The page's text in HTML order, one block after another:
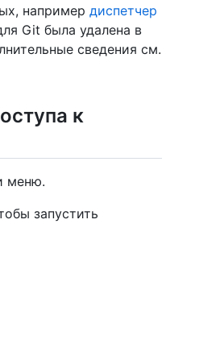
например диспетчер
Git была удалена в
сведения см.
к
меню.
запустить